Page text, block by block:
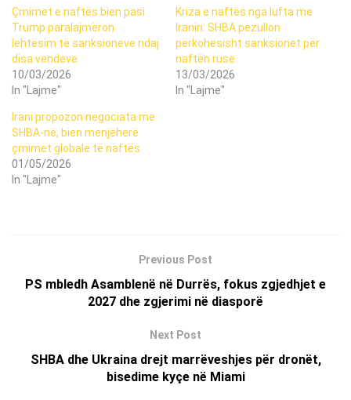
Çmimet e naftës bien pasi
Trump paralajmëron
lehtësim të sanksioneve ndaj
disa vendeve
10/03/2026
In "Lajme"
Kriza e naftës nga lufta me
Iranin: SHBA pezullon
përkohësisht sanksionet për
naftën ruse
13/03/2026
In "Lajme"
Irani propozon negociata me
SHBA-në, bien menjëherë
çmimet globale të naftës
01/05/2026
In "Lajme"
Previous Post
PS mbledh Asamblenë në Durrës, fokus zgjedhjet e
2027 dhe zgjerimi në diasporë
Next Post
SHBA dhe Ukraina drejt marrëveshjes për dronët,
bisedime kyçe në Miami